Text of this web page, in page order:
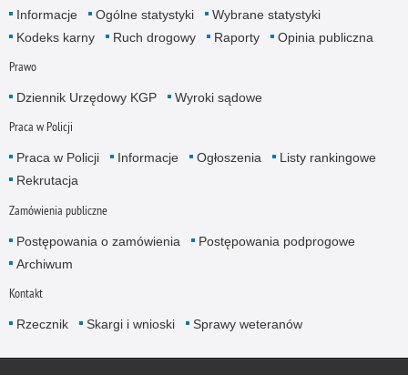
Informacje Ogólne statystyki
Wybrane statystyki
Kodeks karny
Ruch drogowy Raporty Opinia publiczna
Prawo
Dziennik Urzędowy KGP Wyroki sądowe
Praca w Policji
Praca w Policji Informacje Ogłoszenia
Listy rankingowe
Rekrutacja
Zamówienia publiczne
Postępowania o zamówienia
Postępowania podprogowe
Archiwum
Kontakt
Rzecznik Skargi i wnioski Sprawy weteranów